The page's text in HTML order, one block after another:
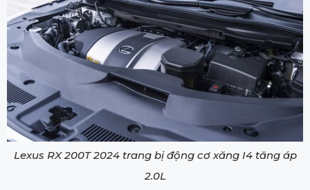
Lexus RX 200T 2024 trang bị động cơ xăng I4 tăng áp
2.0L